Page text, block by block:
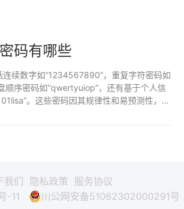
码有哪些
连续数字如“1234567890”，重复字符密码如
顺序密码如“qwertyuiop”，还有基于个人信
。这些密码因其规律性和易预测性，安
我们 隐私政策 服务协议
-11
川公网安备51062302000291号